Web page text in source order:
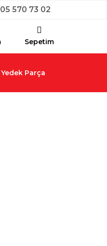
570 73 02
Sepetim
Parça